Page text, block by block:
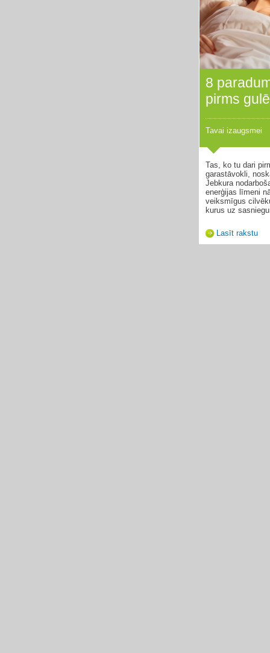
8
pirms
Tavai izaugsmei
Tas, ko tu dari
garastāvokli,
Jebkura
enerģijas līmeni
veiksmīgus
kurus uz
Lasīt rakstu